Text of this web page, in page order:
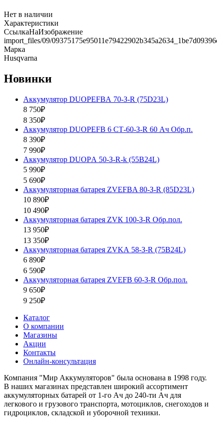
Нет в наличии
Характеристики
СсылкаНаИзображение
import_files/09/
Марка
Husqvarna
Новинки
Аккумулятор DUOPEFBА 70-З-R (75D23L)
8 750₽
8 350₽
Аккумулятор DUOPEFB 6 СТ-60-З-R 60 Ач Обр.п.
8 390₽
7 990₽
Аккумулятор DUOPА 50-З-R-k (55B24L)
5 990₽
5 690₽
Аккумуляторная батарея ZVEFBA 80-З-R (85D23L)
10 890₽
10 490₽
Аккумуляторная батарея ZVК 100-З-R Обр.пол.
13 950₽
13 350₽
Аккумуляторная батарея ZVKА 58-З-R (75B24L)
6 890₽
6 590₽
Аккумуляторная батарея ZVEFB 60-З-R Обр.пол.
9 650₽
9 250₽
Каталог
О компании
Магазины
Акции
Контакты
Онлайн-консультация
Компания "Мир Аккумуляторов" была основана в 1998 году.
В наших магазинах представлен широкий ассортимент
аккумуляторных батарей от 1-го Ач до 240-ти Ач для
легкового и грузового транспорта, мотоциклов, снегоходов и
гидроциклов, складской и уборочной техники.